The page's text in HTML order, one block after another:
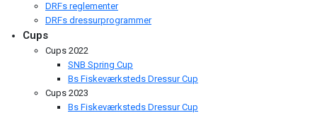
DRFs reglementer
DRFs dressurprogrammer
Cups
Cups 2022
SNB Spring Cup
Bs Fiskeværksteds Dressur Cup
Cups 2023
Bs Fiskeværksteds Dressur Cup